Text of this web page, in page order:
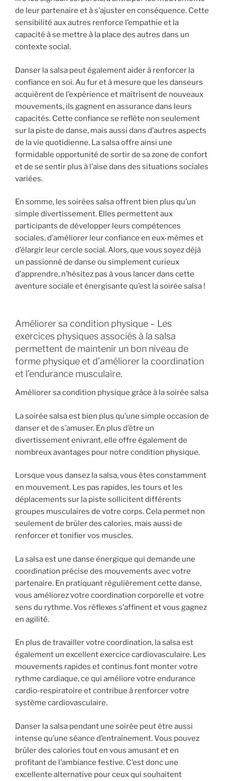
de leur partenaire et à s’ajuster en conséquence. Cette
sensibilité aux autres renforce l’empathie et la
capacité à se mettre à la place des autres dans un
contexte social.
Danser la salsa peut également aider à renforcer la
confiance en soi. Au fur et à mesure que les danseurs
acquièrent de l’expérience et maîtrisent de nouveaux
mouvements, ils gagnent en assurance dans leurs
capacités. Cette confiance se reflète non seulement
sur la piste de danse, mais aussi dans d’autres aspects
de la vie quotidienne. La salsa offre ainsi une
formidable opportunité de sortir de sa zone de confort
et de se sentir plus à l’aise dans des situations sociales
variées.
En somme, les soirées salsa offrent bien plus qu’un
simple divertissement. Elles permettent aux
participants de développer leurs compétences
sociales, d’améliorer leur confiance en eux-mêmes et
d’élargir leur cercle social. Alors, que vous soyez déjà
un passionné de danse ou simplement curieux
d’apprendre, n’hésitez pas à vous lancer dans cette
aventure sociale et énergisante qu’est la soirée salsa !
Améliorer sa condition physique – Les
exercices physiques associés à la salsa
permettent de maintenir un bon niveau de
forme physique et d’améliorer la coordination
et l’endurance musculaire.
Améliorer sa condition physique grâce à la soirée salsa
La soirée salsa est bien plus qu’une simple occasion de
danser et de s’amuser. En plus d’être un
divertissement enivrant, elle offre également de
nombreux avantages pour notre condition physique.
Lorsque vous dansez la salsa, vous êtes constamment
en mouvement. Les pas rapides, les tours et les
déplacements sur la piste sollicitent différents
groupes musculaires de votre corps. Cela permet non
seulement de brûler des calories, mais aussi de
renforcer et tonifier vos muscles.
La salsa est une danse énergique qui demande une
coordination précise des mouvements avec votre
partenaire. En pratiquant régulièrement cette danse,
vous améliorez votre coordination corporelle et votre
sens du rythme. Vos réflexes s’affinent et vous gagnez
en agilité.
En plus de travailler votre coordination, la salsa est
également un excellent exercice cardiovasculaire. Les
mouvements rapides et continus font monter votre
rythme cardiaque, ce qui améliore votre endurance
cardio-respiratoire et contribue à renforcer votre
système cardiovasculaire.
Danser la salsa pendant une soirée peut être aussi
intense qu’une séance d’entraînement. Vous pouvez
brûler des calories tout en vous amusant et en
profitant de l’ambiance festive. C’est donc une
excellente alternative pour ceux qui souhaitent